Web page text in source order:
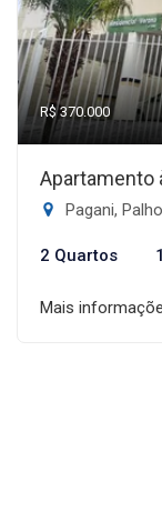
R$ 370.000
Apartamento
Pagani,
2 Quartos
Mais